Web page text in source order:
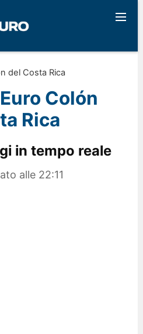
del Costa Rica
Colón
Rica
in tempo reale
alle 22:11